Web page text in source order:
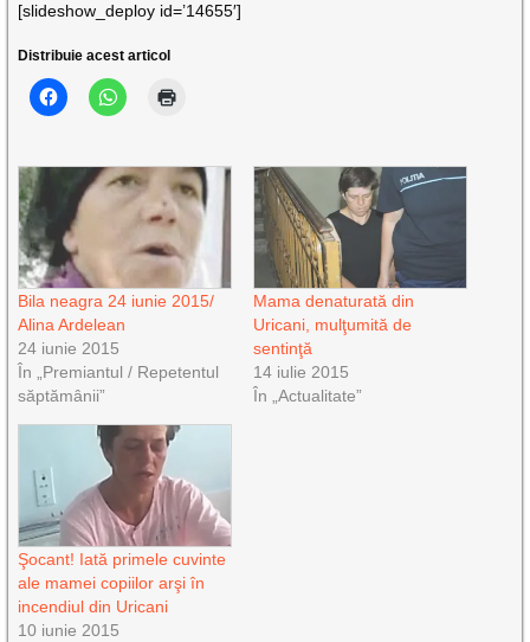
[slideshow_deploy id=’14655′]
Distribuie acest articol
Bila neagra 24 iunie 2015/
Alina Ardelean
24 iunie 2015
În „Premiantul / Repetentul
săptămânii”
Mama denaturată din
Uricani, mulţumită de
sentinţă
14 iulie 2015
În „Actualitate”
Şocant! Iată primele cuvinte
ale mamei copiilor arşi în
incendiul din Uricani
10 iunie 2015